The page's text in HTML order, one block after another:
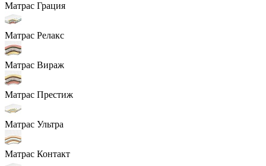
Матрас Грация
Матрас Релакс
Матрас Вираж
Матрас Престиж
Матрас Ультра
Матрас Контакт